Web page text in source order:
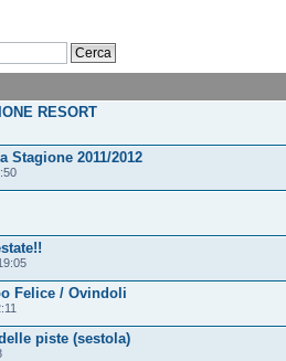
RESORT
Stagione 2011/2012
Felice / Ovindoli
piste (sestola)